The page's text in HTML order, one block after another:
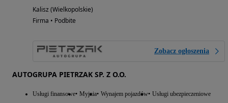
Kalisz (Wielkopolskie)
Firma • Podbite
Zobacz ogłoszenia
AUTOGRUPA PIETRZAK SP. Z O.O.
Usługi finansowe Myjnia Wynajem pojazdów Usługi ubezpieczeniowe